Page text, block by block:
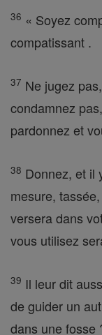
36 « Soyez
compatissant .
37 Ne jugez
condamnez
pardonnez et
38 Donnez, et il
mesure,
versera dans
vous utilisez
39 Il leur dit
de guider un
dans une fosse